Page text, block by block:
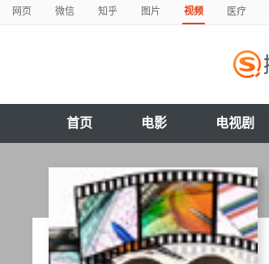
网页 微信 知乎 图片 视频 医疗
首页 电影 电视剧